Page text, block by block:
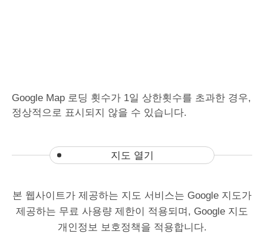
Google Map 로딩 횟수가 1일 상한횟수를 초과한 경우,
정상적으로 표시되지 않을 수 있습니다.
지도 열기
본 웹사이트가 제공하는 지도 서비스는 Google 지도가
제공하는 무료 사용량 제한이 적용되며, Google 지도
개인정보 보호정책을 적용합니다.